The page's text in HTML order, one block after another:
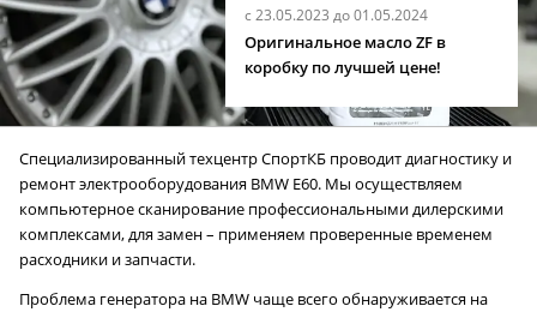
с 23.05.2023 до 01.05.2024
Оригинальное масло ZF в
коробку по лучшей цене!
Специализированный техцентр СпортКБ проводит диагностику и
ремонт электрооборудования BMW E60. Мы осуществляем
компьютерное сканирование профессиональными дилерскими
комплексами, для замен – применяем проверенные временем
расходники и запчасти.
Проблема генератора на BMW чаще всего обнаруживается на